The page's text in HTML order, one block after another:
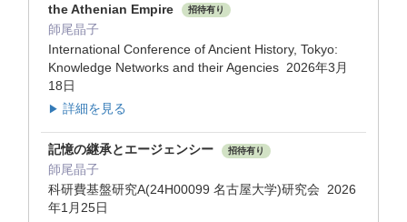
the Athenian Empire
招待有り
師尾晶子
International Conference of Ancient History, Tokyo:
Knowledge Networks and their Agencies 2026年3月
18日
▶ 詳細を見る
記憶の継承とエージェンシー 招待有り
師尾晶子
科研費基盤研究A(24H00099 名古屋大学)研究会 2026
年1月25日